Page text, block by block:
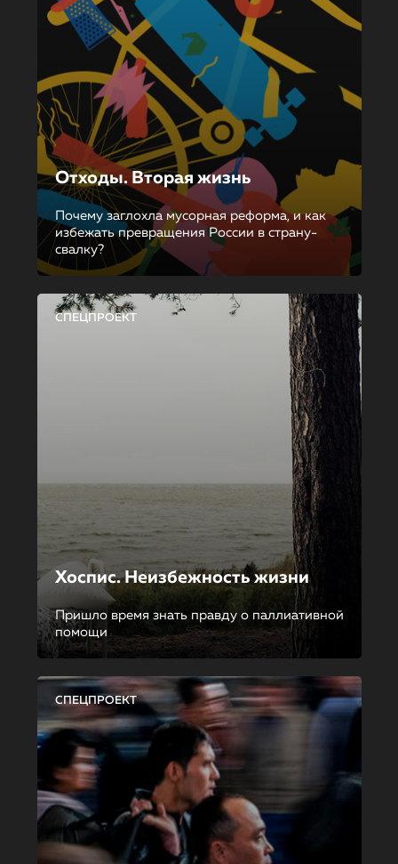
Отходы. Вторая жизнь
Почему заглохла мусорная реформа, и как
избежать превращения России в страну-
свалку?
СПЕЦПРОЕКТ
Хоспис. Неизбежность жизни
Пришло время знать правду о паллиативной
помощи
СПЕЦПРОЕКТ